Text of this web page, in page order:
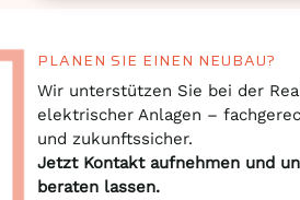
PLANEN SIE EINEN NEUBAU?
Wir unterstützen Sie bei der
elektrischer Anlagen –
und zukunftssicher.
Jetzt Kontakt aufnehmen und
beraten lassen.